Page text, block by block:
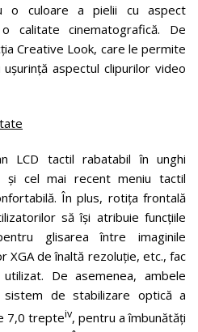
o culoare a pielii cu aspect
calitate cinematografică. De
Creative Look, care le permite
aspectul clipurilor video
LCD tactil rabatabil în unghi
și cel mai recent meniu tactil
În plus, rotița frontală
să își atribuie funcțiile
glisarea între imaginile
XGA de înaltă rezoluție, etc., fac
De asemenea, ambele
de stabilizare optică a
7,0 trepteiv, pentru a îmbunătăți